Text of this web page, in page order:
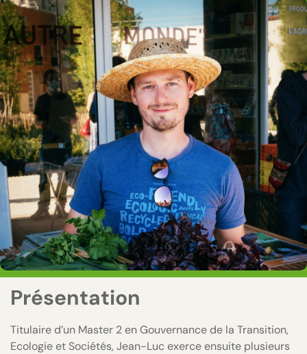
Présentation
Titulaire d’un Master 2 en Gouvernance de la Transition,
Ecologie et Sociétés, Jean-Luc exerce ensuite plusieurs